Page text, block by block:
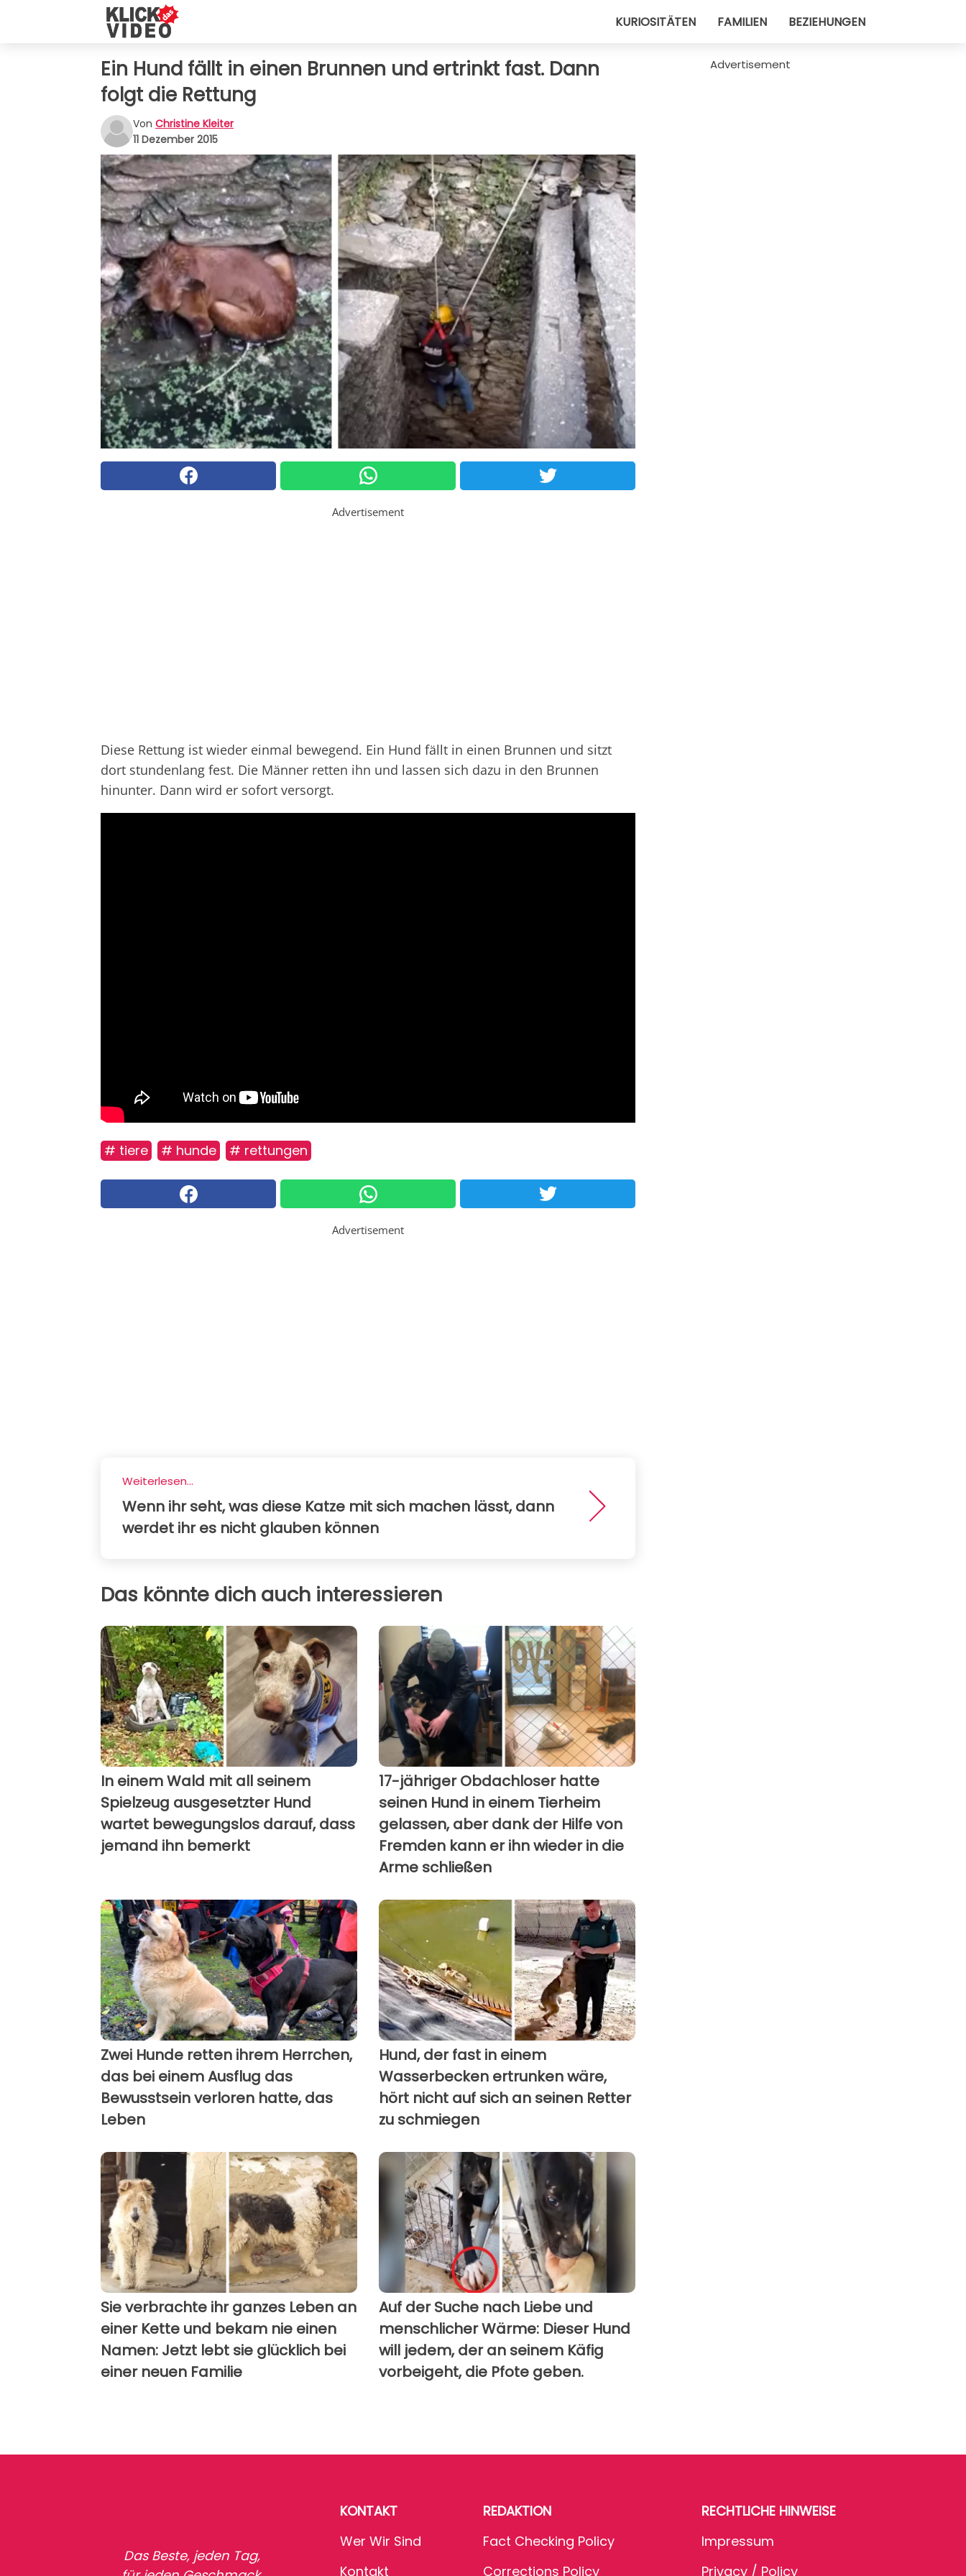
KURIOSITÄTEN FAMILIEN BEZIEHUNGEN
Ein Hund fällt in einen Brunnen und ertrinkt fast. Dann
folgt die Rettung
Von Christine Kleiter
11 Dezember 2015
Advertisement
Diese Rettung ist wieder einmal bewegend. Ein Hund fällt in einen Brunnen und sitzt
dort stundenlang fest. Die Männer retten ihn und lassen sich dazu in den Brunnen
hinunter. Dann wird er sofort versorgt.
# tiere # hunde # rettungen
Advertisement
Weiterlesen...
Wenn ihr seht, was diese Katze mit sich machen lässt, dann
werdet ihr es nicht glauben können
Das könnte dich auch interessieren
In einem Wald mit all seinem
Spielzeug ausgesetzter Hund
wartet bewegungslos darauf, dass
jemand ihn bemerkt
17-jähriger Obdachloser hatte
seinen Hund in einem Tierheim
gelassen, aber dank der Hilfe von
Fremden kann er ihn wieder in die
Arme schließen
Zwei Hunde retten ihrem Herrchen,
das bei einem Ausflug das
Bewusstsein verloren hatte, das
Leben
Hund, der fast in einem
Wasserbecken ertrunken wäre,
hört nicht auf sich an seinen Retter
zu schmiegen
Sie verbrachte ihr ganzes Leben an
einer Kette und bekam nie einen
Namen: Jetzt lebt sie glücklich bei
einer neuen Familie
Auf der Suche nach Liebe und
menschlicher Wärme: Dieser Hund
will jedem, der an seinem Käfig
vorbeigeht, die Pfote geben.
Advertisement
Das Beste, jeden Tag,
KONTAKT
Wer Wir Sind
Kontakt
REDAKTION
Fact Checking Policy
Corrections Policy
RECHTLICHE HINWEISE
Impressum
Privacy / Policy